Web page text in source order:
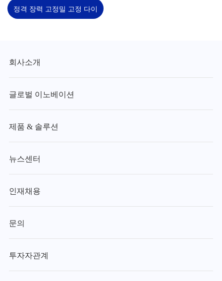
정격 장력 고정밀 고정 다이
회사소개
글로벌 이노베이션
제품 & 솔루션
뉴스센터
인재채용
문의
투자자관계